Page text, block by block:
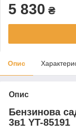
5 830 ₴
Опис
Опис
Бензинова
3в1 YT-85191